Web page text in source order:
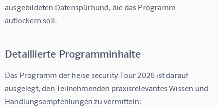
ausgebildeten Datenspürhund, die das Programm
auflockern soll.
Detaillierte Programminhalte
Das Programm der heise security Tour 2026 ist darauf
ausgelegt, den Teilnehmenden praxisrelevantes Wissen und
Handlungsempfehlungen zu vermitteln: